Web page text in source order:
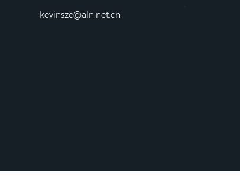
kevinsze@aln.net.cn